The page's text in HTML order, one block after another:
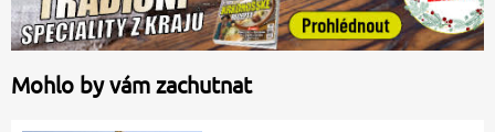
Mohlo by vám zachutnat